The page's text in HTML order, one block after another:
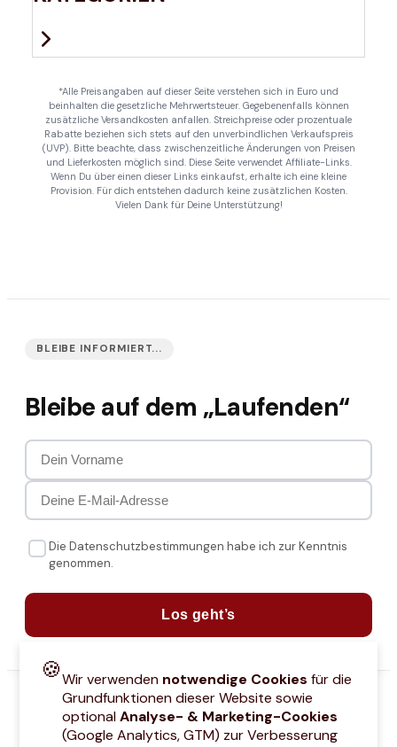
*Alle Preisangaben auf dieser Seite verstehen sich in Euro und
beinhalten die gesetzliche Mehrwertsteuer. Gegebenenfalls können
zusätzliche Versandkosten anfallen. Streichpreise oder prozentuale
Rabatte beziehen sich stets auf den unverbindlichen Verkaufspreis
(UVP). Bitte beachte, dass zwischenzeitliche Änderungen von Preisen
und Lieferkosten möglich sind. Diese Seite verwendet Affiliate-Links.
Wenn Du über einen dieser Links einkaufst, erhalte ich eine kleine
Provision. Für dich entstehen dadurch keine zusätzlichen Kosten.
Vielen Dank für Deine Unterstützung!
BLEIBE INFORMIERT...
Bleibe auf dem „Laufenden“
Die Datenschutzbestimmungen habe ich zur Kenntnis
genommen.
Los geht’s
🍪Wir verwenden notwendige Cookies für die
Grundfunktionen dieser Website sowie
optionalAnalyse- & Marketing-Cookies
(Google Analytics, GTM) zur Verbesserung